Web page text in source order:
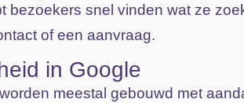
bezoekers snel vinden wat ze
of een aanvraag.
in Google
meestal gebouwd met